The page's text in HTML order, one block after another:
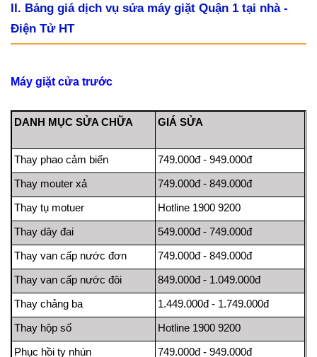
II. Bảng giá dịch vụ sửa máy giặt Quận 1 tại nhà -
Điện Tử HT
Máy giặt cửa trước
DANH MỤC SỬA CHỮA GIÁ SỬA
Thay phao cảm biến 749.000đ - 949.000đ
Thay mouter xả 749.000đ - 849.000đ
Thay tụ motuer Hotline 1900 9200
Thay dây đai 549.000đ - 749.000đ
Thay van cấp nước đơn 749.000đ - 849.000đ
Thay van cấp nước đôi 849.000đ - 1.049.000đ
Thay chảng ba 1.449.000đ - 1.749.000đ
Thay hộp số Hotline 1900 9200
Phục hồi ty nhún 749.000đ - 949.000đ